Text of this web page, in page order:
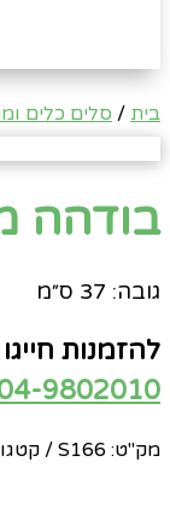
בית / סלים כלים
בודהה
גובה: 37 ס״מ
להזמנות
9802010
מק"ט: S166